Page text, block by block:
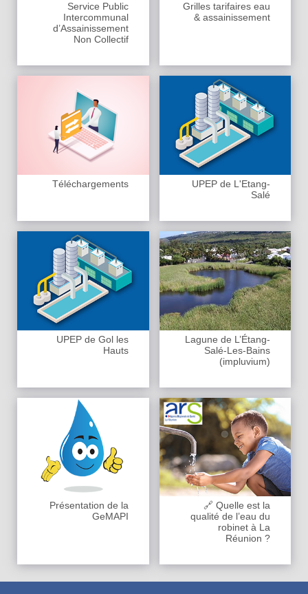
Service Public
Intercommunal
d’Assainissement
Non Collectif
Grilles tarifaires eau
& assainissement
Téléchargements
UPEP de L'Etang-
Salé
UPEP de Gol les
Hauts
Lagune de L’Étang-
Salé-Les-Bains
(impluvium)
Présentation de la
GeMAPI
🔗 Quelle est la
qualité de l’eau du
robinet à La
Réunion ?